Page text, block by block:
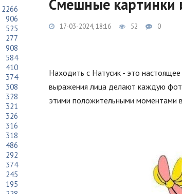
Смешные картинки
17-03-2024, 18:16 52 0
Находить с Натусик - это
выражения лица делают каждую
этими положительными моментами
2266
906
525
277
908
584
410
374
308
328
321
326
316
318
486
292
374
245
195